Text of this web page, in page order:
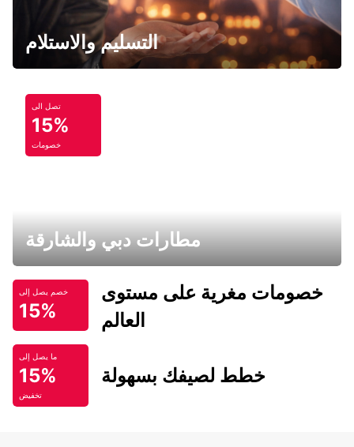
التسليم والاستلام
تصل الى
15%
خصومات
مطارات دبي والشارقة
خصم يصل إلى
15%
خصومات مغرية على مستوى
العالم
ما يصل إلى
15%
تخفيض
خطط لصيفك بسهولة